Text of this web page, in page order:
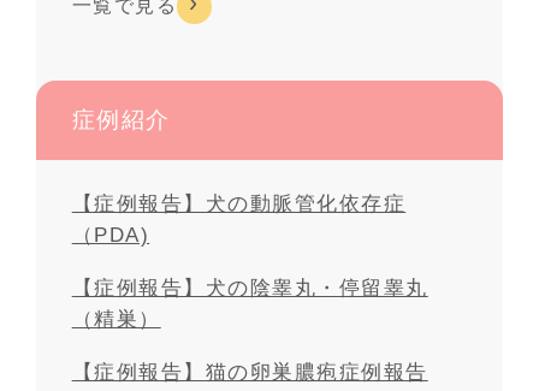
一覧で見る
症例紹介
【症例報告】犬の動脈管化依存症
（PDA)
【症例報告】犬の陰睾丸・停留睾丸
（精巣）
【症例報告】猫の卵巣膿疱症例報告